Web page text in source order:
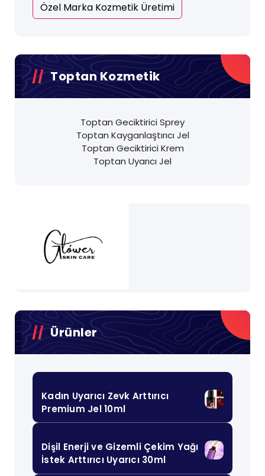
Özel Marka Kozmetik Üretimi
Toptan Kozmetik
Toptan Geciktirici Sprey
Toptan Kayganlaştırıcı Jel
Toptan Geciktirici Krem
Toptan Uyarıcı Jel
Ürünler
Kadın Uyarıcı Zevk Arttırıcı
Premium Jel 10ml
Dişil Enerji ve Gizemli Çekim Yağı
İstek Arttırıcı Uyarıcı 30ml